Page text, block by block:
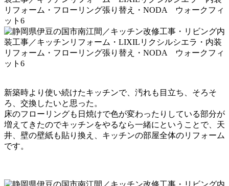
新築時より使い続けたキッチンで、汚れも目立ち 、そろそ
ろ、交換したいと思った。
床のフローリングも日焼けで色が変わったりしている部分が
増えてきたのでキッチンをやるなら一緒にということで、 天
井、壁の壁紙も貼り換え、キッチンの部屋全体のリフォーム
です。